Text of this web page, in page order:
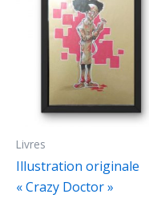
Livres
Illustration originale
« Crazy Doctor »